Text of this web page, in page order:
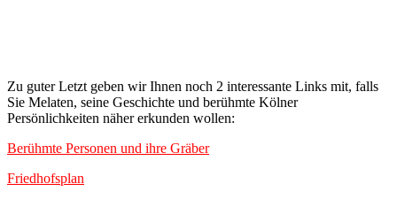
Zu guter Letzt geben wir Ihnen noch 2 interessante Links mit, falls
Sie Melaten, seine Geschichte und berühmte Kölner
Persönlichkeiten näher erkunden wollen:
Berühmte Personen und ihre Gräber
Friedhofsplan